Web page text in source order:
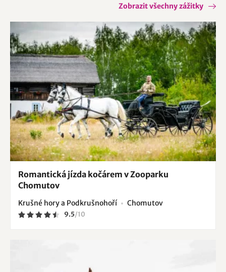
Zobrazit všechny zážitky
Romantická jízda kočárem v Zooparku
Chomutov
Krušné hory a Podkrušnohoří Chomutov
9.5/10